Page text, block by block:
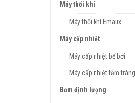
Máy thổi khí
Máy thổi khí Emaux
Máy cấp nhiệt
Máy cấp nhiệt bể bơi
Máy cấp nhiệt tắm tráng
Bơm định lượng